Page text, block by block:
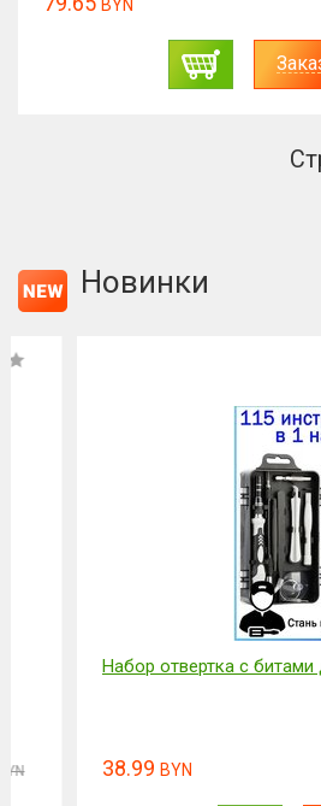
BYN
Новинки
Набор отвертка с битами для
BYN